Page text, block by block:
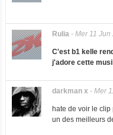
Rulia- Mer 11 Jun
C'est b1 kelle
j'adore cette
darkman x - Mer
hate de voir le
un des meilleurs